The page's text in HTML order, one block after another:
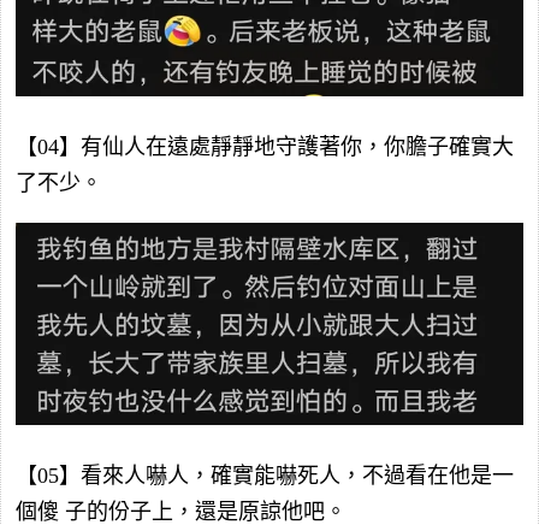
【04】有仙人在遠處靜靜地守護著你，你膽子確實大
了不少。
【05】看來人嚇人，確實能嚇死人，不過看在他是一
個傻 子的份子上，還是原諒他吧。